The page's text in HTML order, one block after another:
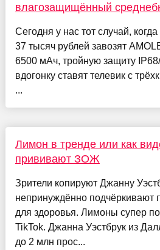
влагозащищённый
Сегодня у нас тот случай,
37 тысяч рублей завозят
6500 мАч, тройную защиту
вдогонку ставят телевик с
...
Лимон в тренде или как
прививают ЗОЖ
Зрители копируют Джанну
непринуждённо подчёркивают
для здоровья. Лимоны супер
TikTok. Джанна Уэстбрук из
до 2 млн прос...